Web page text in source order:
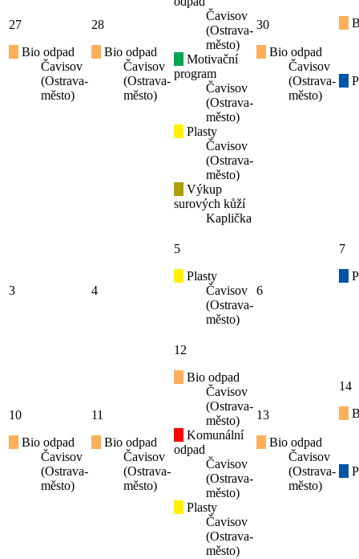
27
Bio odpad
Čavisov
(Ostrava-
město)
28
Bio odpad
Čavisov
(Ostrava-
město)
Čavisov
(Ostrava-
město)
Motivační
program
Čavisov
(Ostrava-
město)
Plasty
Čavisov
(Ostrava-
město)
Výkup
surových kůží
Kaplička
30
Bio odpad
Čavisov
(Ostrava-
město)
3 4
5
Plasty
Čavisov
(Ostrava-
město)
6
7
10
Bio odpad
Čavisov
(Ostrava-
město)
11
Bio odpad
Čavisov
(Ostrava-
město)
12
Bio odpad
Čavisov
(Ostrava-
město)
Komunální
odpad
Čavisov
(Ostrava-
město)
Plasty
Čavisov
(Ostrava-
město)
13
Bio odpad
Čavisov
(Ostrava-
město)
14